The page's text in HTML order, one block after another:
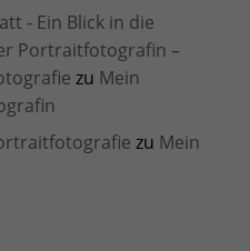
- Ein Blick in die
Portraitfotografin –
zu Mein
zu Mein